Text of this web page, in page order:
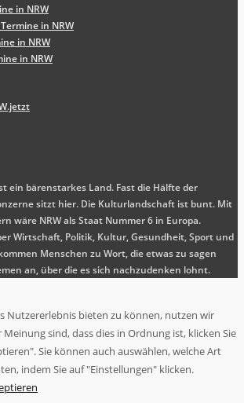
in NRW
in NRW
in NRW
in NRW
ein bärenstarkes Land. Fast die Hälfte der
sitzt hier. Die Kulturlandschaft ist bunt. Mit
wäre NRW als Staat Nummer 6 in Europa.
Wirtschaft, Politik, Kultur, Gesundheit, Sport und
Menschen zu Wort, die etwas zu sagen
an, über die es sich nachzudenken lohnt.
Nutzererlebnis bieten zu können, nutzen wir
Meinung sind, dass dies in Ordnung ist, klicken Sie
Sie können auch auswählen, welche Art
indem Sie auf "Einstellungen" klicken.